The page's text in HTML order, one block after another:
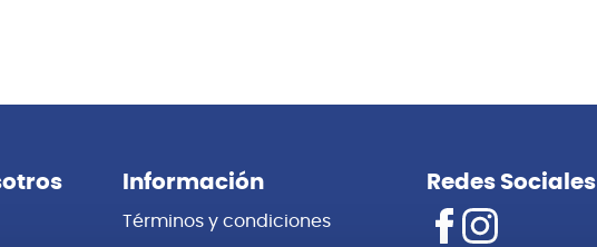
Información
Términos y condiciones
Redes Sociales